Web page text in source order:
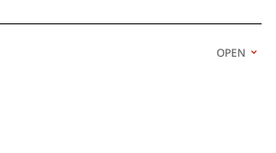
画〉、〈Y字路〉、〈寒山拾得〉シリーズな
発表する。1984年、ベルギー国立20世紀バ
賞し、2000年、同殿堂入りを果たす。2001
OPEN